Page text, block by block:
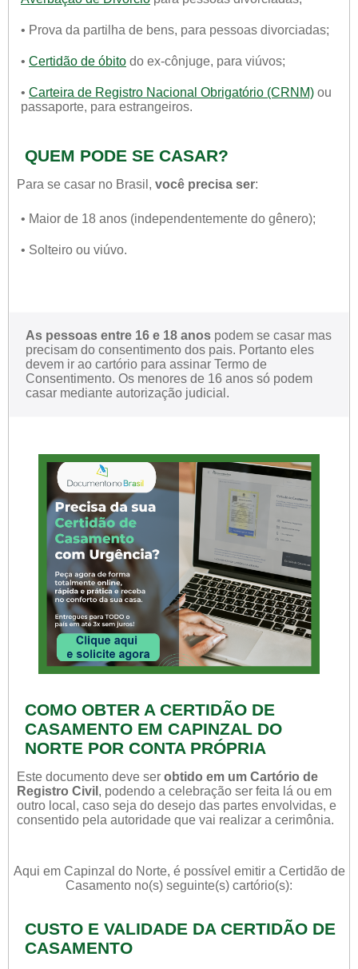
• Prova da partilha de bens, para pessoas divorciadas;
• Certidão de óbito do ex-cônjuge, para viúvos;
• Carteira de Registro Nacional Obrigatório (CRNM) ou
passaporte, para estrangeiros.
QUEM PODE SE CASAR?
Para se casar no Brasil, você precisa ser:
• Maior de 18 anos (independentemente do gênero);
• Solteiro ou viúvo.
As pessoas entre 16 e 18 anos podem se casar mas
precisam do consentimento dos pais. Portanto eles
devem ir ao cartório para assinar Termo de
Consentimento. Os menores de 16 anos só podem
casar mediante autorização judicial.
COMO OBTER A CERTIDÃO DE
CASAMENTO EM CAPINZAL DO
NORTE POR CONTA PRÓPRIA
Este documento deve ser obtido em um Cartório de
Registro Civil , podendo a celebração ser feita lá ou em
outro local, caso seja do desejo das partes envolvidas, e
consentido pela autoridade que vai realizar a cerimônia.
Aqui em Capinzal do Norte, é possível emitir a Certidão de
Casamento no(s) seguinte(s) cartório(s):
CUSTO E VALIDADE DA CERTIDÃO DE
CASAMENTO